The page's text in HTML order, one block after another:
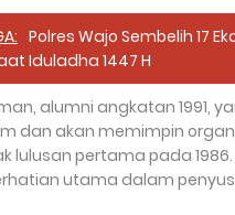
Polres Wajo Sembelih 17
Iduladha 1447 H
alumni angkatan 1991,
dan akan memimpin
lulusan pertama pada
utama dalam